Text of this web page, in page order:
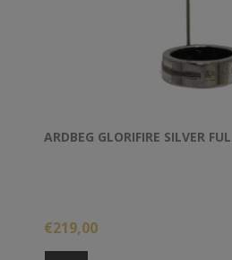
ARDBEG GLORIFIRE SILVER
€219,00